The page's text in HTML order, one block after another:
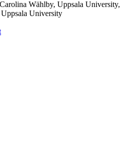
Wählby, Uppsala University,
University